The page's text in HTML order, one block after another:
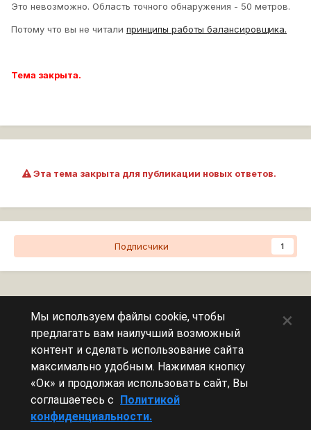
Это невозможно. Область точного обнаружения - 50 метров.
Потому что вы не читали принципы работы балансировщика.
Тема закрыта.
Эта тема закрыта для публикации новых ответов.
Подписчики 1
Сейчас на странице
Эту страницу никто не просматривает.
Мы используем файлы cookie, чтобы
предлагать вам наилучший возможный
контент и сделать использование сайта
максимально удобным. Нажимая кнопку
«Ок» и продолжая использовать сайт, Вы
соглашаетесь с Политикой
конфиденциальности.
×